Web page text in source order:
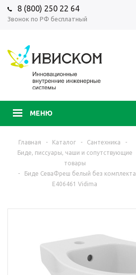
8 (800) 250 22 64
Звонок по РФ бесплатный
МЕНЮ
Главная - Каталог - Сантехника
-
Биде, писсуары, чаши и сопутствующие
товары
-
Биде СеваФреш белый без комплекта
E406461 Vidima